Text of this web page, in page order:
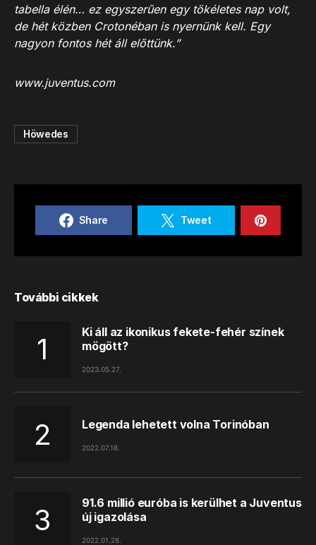
tabella élén… ez egyszerűen egy tökéletes nap volt,
de hét közben Crotonéban is nyernünk kell. Egy
nagyon fontos hét áll előttünk.”
www.juventus.com
Höwedes
Share Tweet
További cikkek
Ki áll az ikonikus fekete-fehér színek
mögött?
2023.05.27.
Legenda lehetett volna Torinóban
2022.07.18.
91.6 millió euróba is kerülhet a Juventus
új igazolása
2022.01.28.